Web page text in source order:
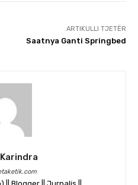
ARTIKULLI TJETËR
Saatnya Ganti Springbed